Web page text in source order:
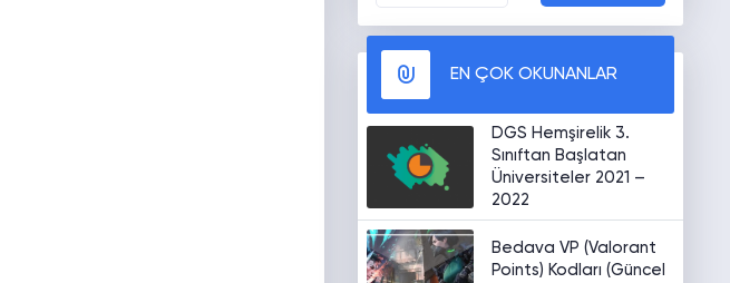
EN ÇOK OKUNANLAR
DGS Hemşirelik 3.
Sınıftan Başlatan
Üniversiteler 2021 –
2022
Bedava VP (Valorant
Points) Kodları (Güncel